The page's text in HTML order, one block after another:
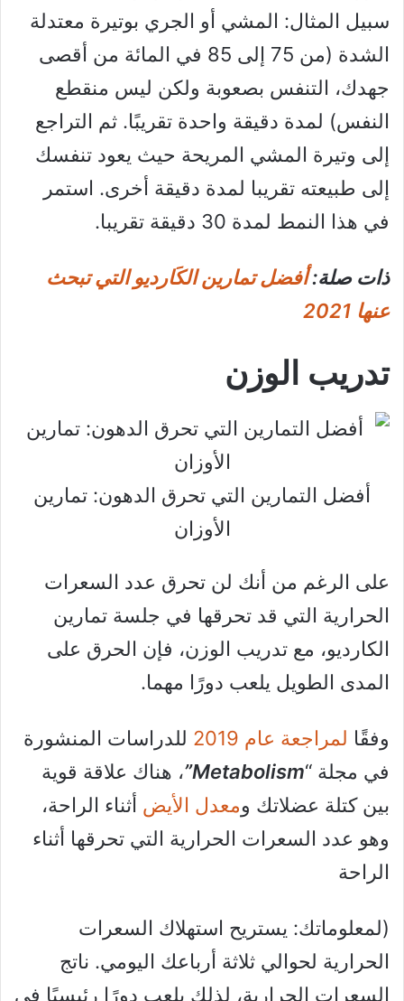
سبيل المثال: المشي أو الجري بوتيرة معتدلة
الشدة (من 75 إلى 85 في المائة من أقصى
جهدك، التنفس بصعوبة ولكن ليس منقطع
النفس) لمدة دقيقة واحدة تقريبًا. ثم التراجع
إلى وتيرة المشي المريحة حيث يعود تنفسك
إلى طبيعته تقريبا لمدة دقيقة أخرى. استمر
في هذا النمط لمدة 30 دقيقة تقريبا.
ذات صلة:أفضل تمارين الكَارديو التي تبحث
عنها 2021
تدريب الوزن
أفضل التمارين التي تحرق الدهون: تمارين
الأوزان
على الرغم من أنك لن تحرق عدد السعرات
الحرارية التي قد تحرقها في جلسة تمارين
الكارديو، مع تدريب الوزن، فإن الحرق على
المدى الطويل يلعب دورًا مهما.
وفقًا لمراجعة عام 2019
للدراسات المنشورة
في مجلة “Metabolism” ، هناك علاقة قوية
بين كتلة عضلاتك ومعدل الأيض أثناء الراحة،
وهو عدد السعرات الحرارية التي تحرقها أثناء
الراحة
(لمعلوماتك: يستريح استهلاك السعرات
الحرارية لحوالي ثلاثة أرباعك اليومي. ناتج
السعرات الحرارية، لذلك يلعب دورًا رئيسيًا في